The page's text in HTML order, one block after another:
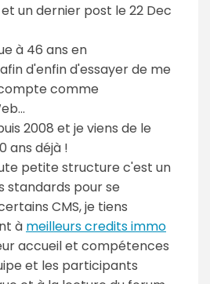
un dernier post le 22 Dec
à 46 ans en
d'enfin d'essayer de me
comme
2008 et je viens de le
ans déjà !
petite structure c'est un
standards pour se
CMS, je tiens
à meilleurs credits immo
accueil et compétences
et les participants